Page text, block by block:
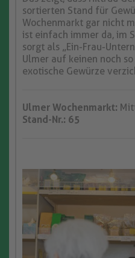
sortierten Stand für
Wochenmarkt gar nicht
ist einfach immer da, im
sorgt als „Ein-Frau-
Ulmer auf keinen noch
exotische Gewürze
Ulmer Wochenmarkt:
Stand-Nr.: 65